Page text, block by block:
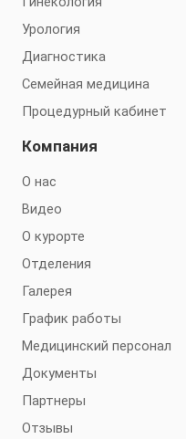
Урология
Диагностика
Семейная медицина
Процедурный кабинет
Компания
О нас
Видео
О курорте
Отделения
Галерея
График работы
Медицинский персонал
Документы
Партнеры
Отзывы